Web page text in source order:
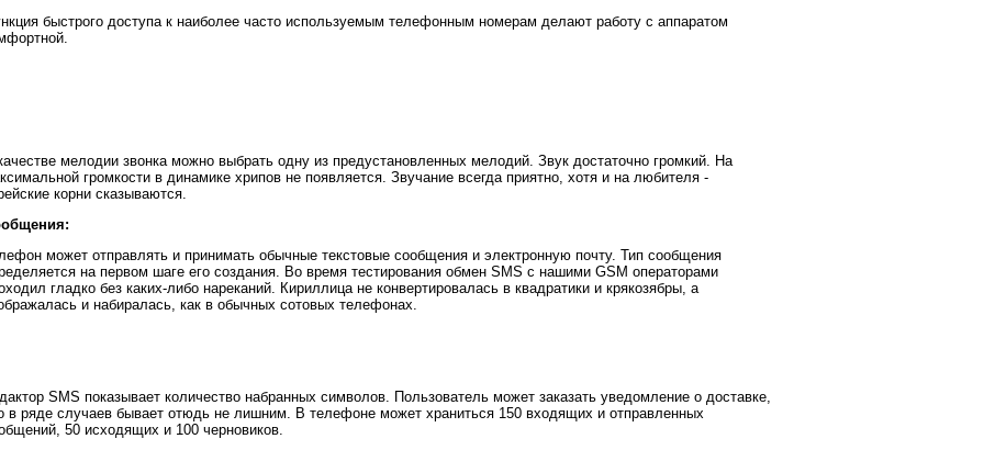
быстрого доступа к наиболее часто используемым телефонным номерам делают работу с аппаратом
мелодии звонка можно выбрать одну из предустановленных мелодий. Звук достаточно громкий. На
громкости в динамике хрипов не появляется. Звучание всегда приятно, хотя и на любителя -
корни сказываются.
может отправлять и принимать обычные текстовые сообщения и электронную почту. Тип сообщения
на первом шаге его создания. Во время тестирования обмен SMS с нашими GSM операторами
гладко без каких-либо нареканий. Кириллица не конвертировалась в квадратики и крякозябры, а
и набиралась, как в обычных сотовых телефонах.
SMS показывает количество набранных символов. Пользователь может заказать уведомление о доставке,
в ряде случаев бывает отюдь не лишним. В телефоне может храниться 150 входящих и отправленных
50 исходящих и 100 черновиков.